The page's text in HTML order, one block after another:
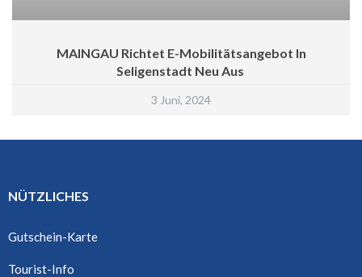
MAINGAU Richtet E-Mobilitätsangebot In
Seligenstadt Neu Aus
3 Juni, 2024
NÜTZLICHES
Gutschein-Karte
Tourist-Info